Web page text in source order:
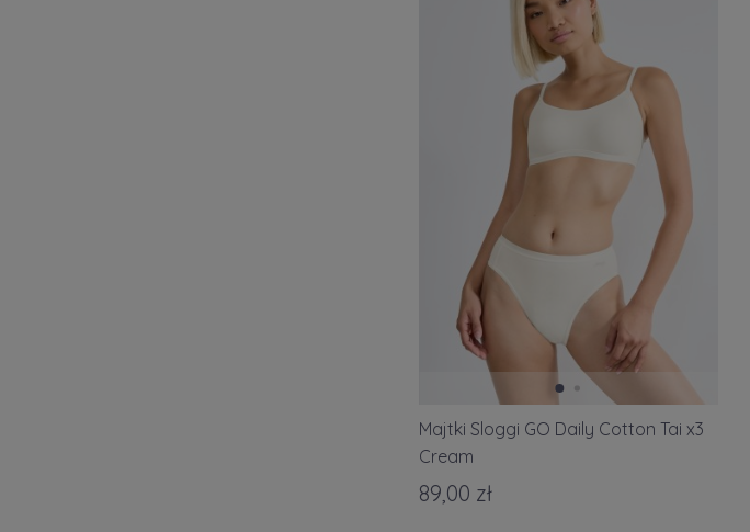
Majtki Sloggi GO Daily Cotton Tai x3
Cream
89,00 zł